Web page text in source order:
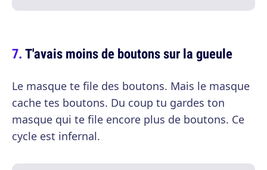
T'avais moins de boutons sur la gueule
Le masque te file des boutons. Mais le masque
cache tes boutons. Du coup tu gardes ton
masque qui te file encore plus de boutons. Ce
cycle est infernal.